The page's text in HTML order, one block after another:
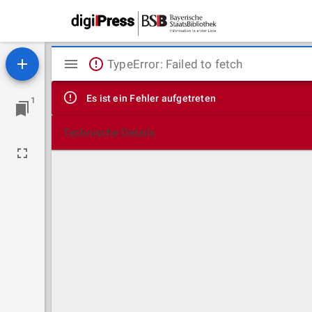
1
Mirador
Viewer
TypeError: Failed to fetch
Es ist ein Fehler aufgetreten
Technische Details